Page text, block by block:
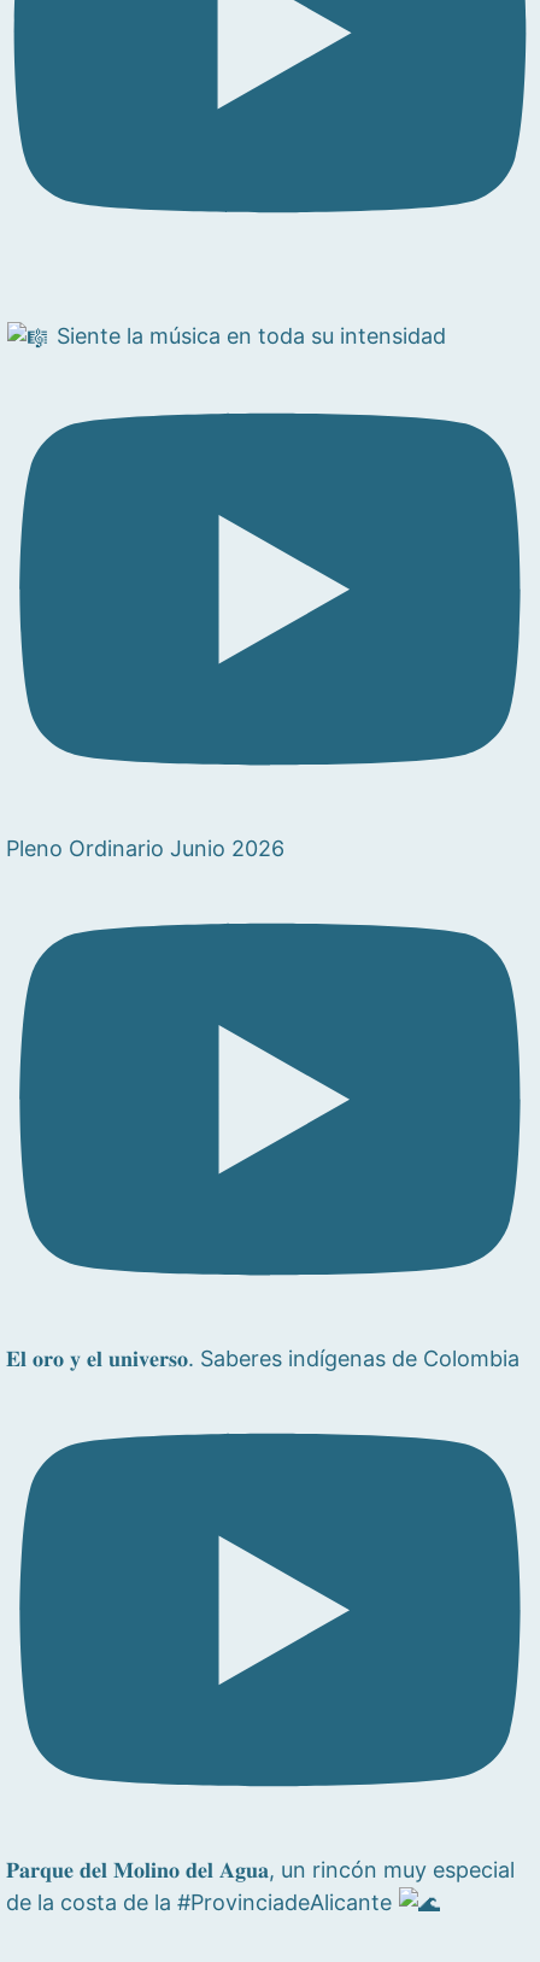
Siente la música en toda su intensidad
Pleno Ordinario Junio 2026
𝐄𝐥 𝐨𝐫𝐨 𝐲 𝐞𝐥 𝐮𝐧𝐢𝐯𝐞𝐫𝐬𝐨. Saberes indígenas de Colombia
𝐏𝐚𝐫𝐪𝐮𝐞 𝐝𝐞𝐥 𝐌𝐨𝐥𝐢𝐧𝐨 𝐝𝐞𝐥 𝐀𝐠𝐮𝐚, un rincón muy especial
de la costa de la #ProvinciadeAlicante